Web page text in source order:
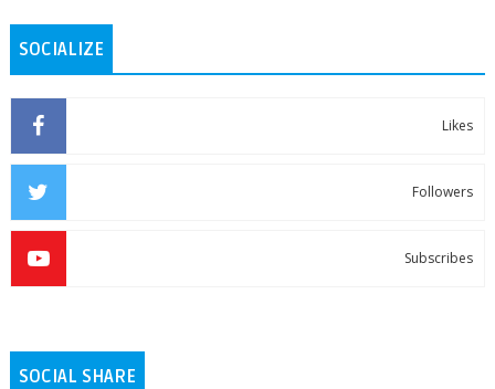
SOCIALIZE
Likes
Followers
Subscribes
SOCIAL SHARE